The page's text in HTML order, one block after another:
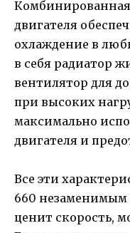
двигателя
охлаждение в
в себя радиатор
вентилятор для
при высоких
максимально
двигателя и
Все эти
660 незаменимым
ценит скорость,